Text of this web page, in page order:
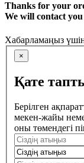
Thanks for your
We will contact you
Хабарламаңыз
×
Қате
Берілген
мекен-жайы
оны төмендегі